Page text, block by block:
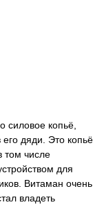
копьё,
его дяди. Это копьё
том числе
для
Витаман очень
владеть